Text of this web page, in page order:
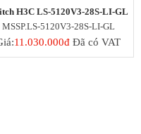
H3C LS-5120V3-28S-LI-GL
MSSP.LS-5120V3-28S-LI-GL
11.030.000đ Đã có VAT